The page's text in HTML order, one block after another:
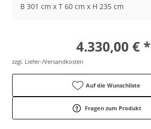
B 301 cm x T 60 cm x H 235 cm
4.330,00 € *
zzgl. Liefer-/Versandkosten
Auf die Wunschliste
Fragen zum Produkt